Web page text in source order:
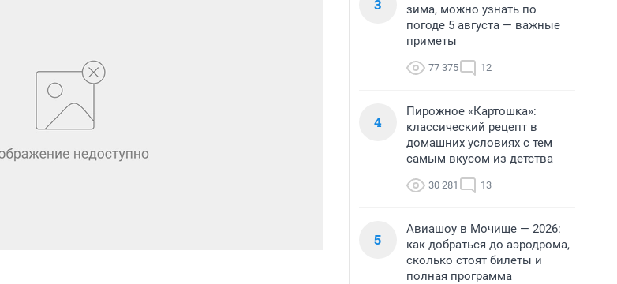
3
зима, можно узнать по
погоде 5 августа — важные
приметы
77 375 12
4
Пирожное «Картошка»:
классический рецепт в
домашних условиях с тем
самым вкусом из детства
30 281 13
5
Авиашоу в Мочище — 2026:
как добраться до аэродрома,
сколько стоят билеты и
полная программа